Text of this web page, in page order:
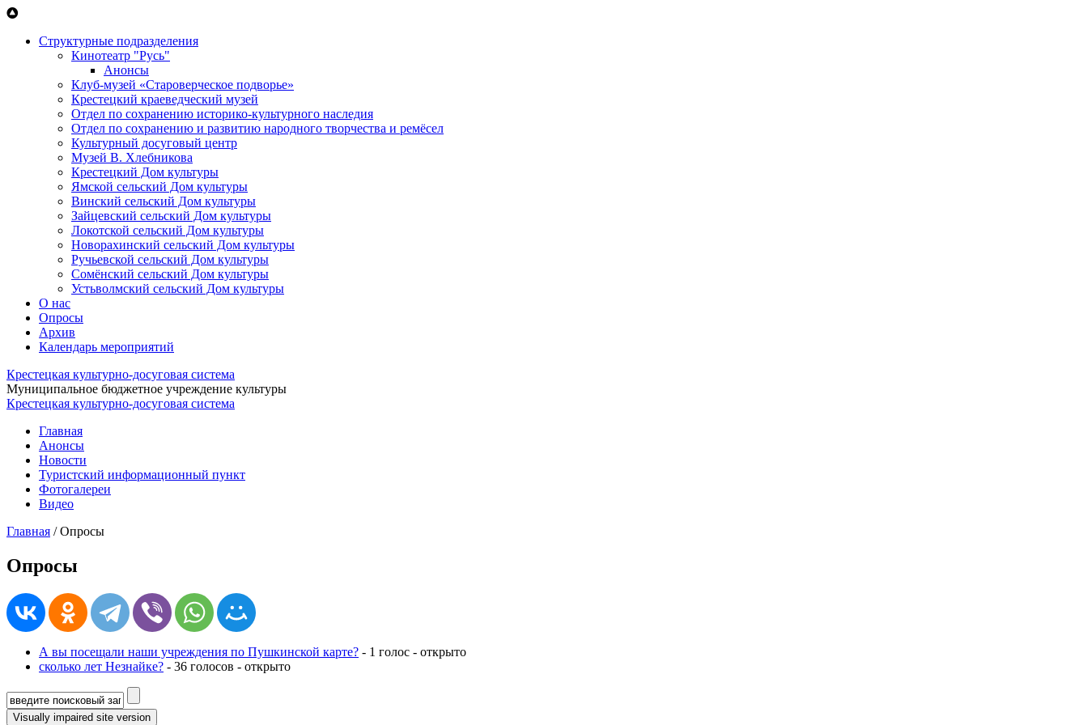
Перейти к основному содержанию
Структурные подразделения
Кинотеатр "Русь"
Анонсы
Клуб-музей «Староверческое подворье»
Крестецкий краеведческий музей
Отдел по сохранению историко-культурного наследия
Отдел по сохранению и развитию народного творчества и ремёсел
Культурный досуговый центр
Музей В. Хлебникова
Крестецкий Дом культуры
Ямской сельский Дом культуры
Винский сельский Дом культуры
Зайцевский сельский Дом культуры
Локотской сельский Дом культуры
Новорахинский сельский Дом культуры
Ручьевской сельский Дом культуры
Сомёнский сельский Дом культуры
Устьволмский сельский Дом культуры
О нас
Опросы
Архив
Календарь мероприятий
Крестецкая культурно-досуговая система
Муниципальное бюджетное учреждение культуры
Крестецкая культурно-досуговая система
Главная
Анонсы
Новости
Туристский информационный пункт
Фотогалереи
Видео
Главная /Опросы
Опросы
А вы посещали наши учреждения по Пушкинской карте? - 1 голос - открыто
сколько лет Незнайке? - 36 голосов - открыто
Форма поиска